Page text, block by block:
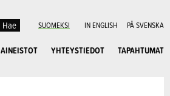
SUOMEKSI IN ENGLISH PÅ SVENSKA
AINEISTOT YHTEYSTIEDOT TAPAHTUMAT